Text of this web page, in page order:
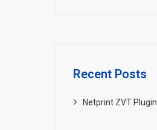
Recent Posts
Netprint ZVT Plugin